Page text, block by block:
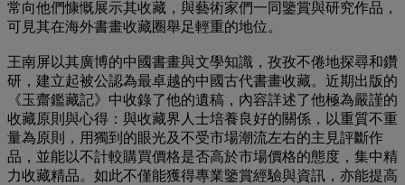
常向他們慷慨展示其收藏，與藝術家們一同鑒賞與研究作品，
可見其在海外書畫收藏圈舉足輕重的地位。
王南屏以其廣博的中國書畫與文學知識，孜孜不倦地探尋和鑽
研，建立起被公認為最卓越的中國古代書畫收藏。近期出版的
《玉齋鑑藏記》中收錄了他的遺稿，內容詳述了他極為嚴謹的
收藏原則與心得：與收藏界人士培養良好的關係，以重質不重
量為原則，用獨到的眼光及不受市場潮流左右的主見評斷作
品，並能以不計較購買價格是否高於市場價格的態度，集中精
力收藏精品。如此不僅能獲得專業鑒賞經驗與資訊，亦能提高